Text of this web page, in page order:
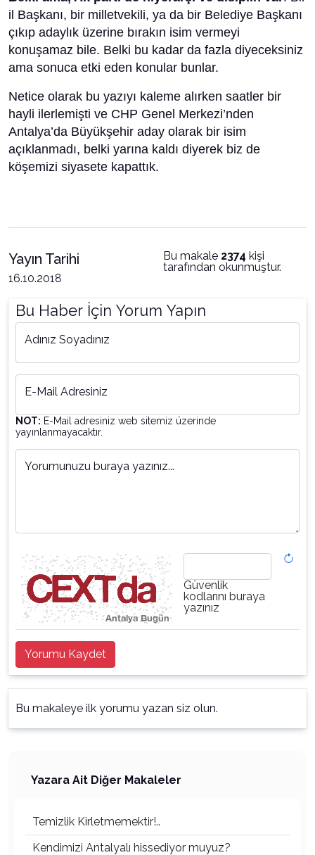
il Başkanı, bir milletvekili, ya da bir Belediye Başkanı
çıkıp adaylık üzerine bırakın isim vermeyi
konuşamaz bile. Belki bu kadar da fazla diyeceksiniz
ama sonuca etki eden konular bunlar.
Netice olarak bu yazıyı kaleme alırken saatler bir
hayli ilerlemişti ve CHP Genel Merkezi’nden
Antalya’da Büyükşehir aday olarak bir isim
açıklanmadı, belki yarına kaldı diyerek biz de
köşemizi siyasete kapattık.
Yayın Tarihi
16.10.2018
Bu makale 2374 kişi
tarafından okunmuştur.
Bu Haber İçin Yorum Yapın
Adınız Soyadınız
E-Mail Adresiniz
NOT: E-Mail adresiniz web sitemiz üzerinde
yayınlanmayacaktır.
Yorumunuzu buraya yazınız...
Güvenlik
kodlarını buraya
yazınız
Yorumu Kaydet
Bu makaleye ilk yorumu yazan siz olun.
Yazara Ait Diğer Makaleler
Temizlik Kirletmemektir!..
Kendimizi Antalyalı hissediyor muyuz?